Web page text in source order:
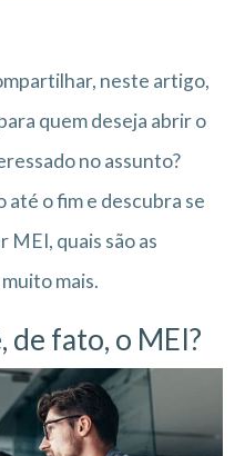
neste artigo,
quem deseja abrir o
no assunto?
o fim e descubra se
quais são as
mais.
de fato, o MEI?